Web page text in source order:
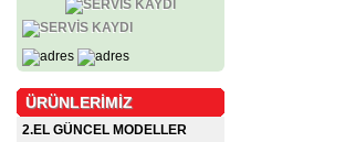
ÜRÜNLERİMİZ
2.EL GÜNCEL MODELLER